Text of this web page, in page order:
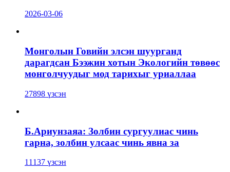
2026-03-06
Монголын Говийн элсэн шуурганд
дарагдсан Бээжин хотын Экологийн төвөөс
монголчуудыг мод тарихыг уриаллаа
27898 үзсэн
Б.Ариунзаяа: Золбин сургуулиас чинь
гарна, золбин улсаас чинь явна за
11137 үзсэн